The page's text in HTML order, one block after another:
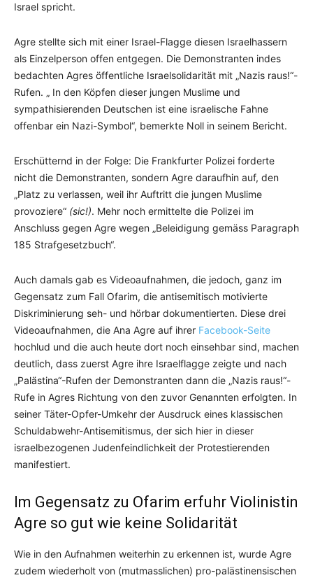
Israel spricht.
Agre stellte sich mit einer Israel-Flagge diesen Israelhassern
als Einzelperson offen entgegen. Die Demonstranten indes
bedachten Agres öffentliche Israelsolidarität mit „Nazis raus!“-
Rufen. „ In den Köpfen dieser jungen Muslime und
sympathisierenden Deutschen ist eine israelische Fahne
offenbar ein Nazi-Symbol“, bemerkte Noll in seinem Bericht.
Erschütternd in der Folge: Die Frankfurter Polizei forderte
nicht die Demonstranten, sondern Agre daraufhin auf, den
„Platz zu verlassen, weil ihr Auftritt die jungen Muslime
provoziere“ (sic!). Mehr noch ermittelte die Polizei im
Anschluss gegen Agre wegen „Beleidigung gemäss Paragraph
185 Strafgesetzbuch“.
Auch damals gab es Videoaufnahmen, die jedoch, ganz im
Gegensatz zum Fall Ofarim, die antisemitisch motivierte
Diskriminierung seh- und hörbar dokumentierten. Diese drei
Videoaufnahmen, die Ana Agre auf ihrer Facebook-Seite
hochlud und die auch heute dort noch einsehbar sind, machen
deutlich, dass zuerst Agre ihre Israelflagge zeigte und nach
„Palästina“-Rufen der Demonstranten dann die „Nazis raus!“-
Rufe in Agres Richtung von den zuvor Genannten erfolgten. In
seiner Täter-Opfer-Umkehr der Ausdruck eines klassischen
Schuldabwehr-Antisemitismus, der sich hier in dieser
israelbezogenen Judenfeindlichkeit der Protestierenden
manifestiert.
Im Gegensatz zu Ofarim erfuhr Violinistin
Agre so gut wie keine Solidarität
Wie in den Aufnahmen weiterhin zu erkennen ist, wurde Agre
zudem wiederholt von (mutmasslichen) pro-palästinensischen